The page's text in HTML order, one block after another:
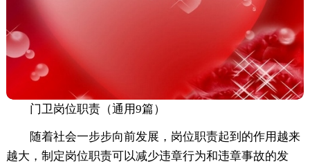
门卫岗位职责（通用9篇）
随着社会一步步向前发展，岗位职责起到的作用越来
越大，制定岗位职责可以减少违章行为和违章事故的发